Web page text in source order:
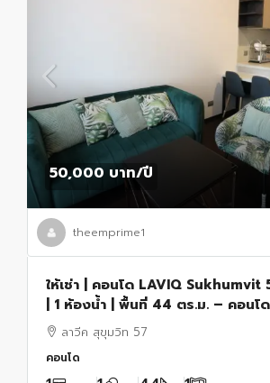
50,000 บาท/ปี
theemprime1
ให้เช่า | คอนโด LAVIQ Sukhumvit
| 1 ห้องน้ำ | พื้นที่ 44 ตร.ม. – คอนโ
รถไฟฟ้า BTS ทองหล่อ
ลาวีค สุขุมวิท 57
คอนโด